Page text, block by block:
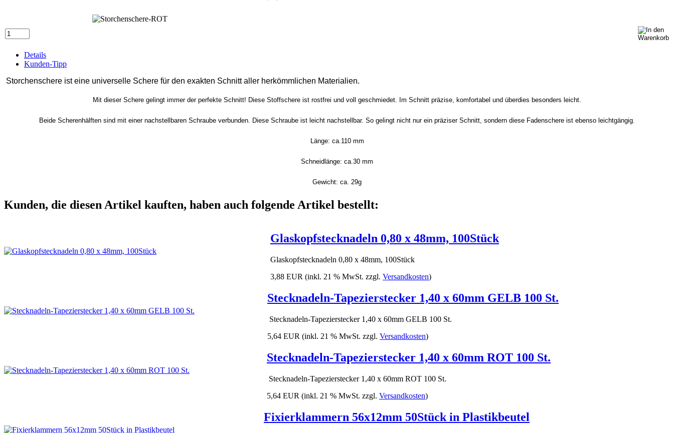
Details
Kunden-Tipp
Storchenschere ist eine universelle Schere für den exakten Schnitt aller herkömmlichen Materialien.
Mit dieser Schere gelingt immer der perfekte Schnitt! Diese Stoffschere ist rostfrei und voll geschmiedet. Im Schnitt präzise, komfortabel und überdies besonders leicht.
Beide Scherenhälften sind mit einer nachstellbaren Schraube verbunden. Diese Schraube ist leicht nachstellbar. So gelingt nicht nur ein präziser Schnitt, sondern diese Fadenschere ist ebenso leichtgängig.
Länge: ca.110 mm
Schneidlänge: ca.30 mm
Gewicht: ca. 29g
Kunden, die diesen Artikel kauften, haben auch folgende Artikel bestellt:
Glaskopfstecknadeln 0,80 x 48mm, 100Stück
Glaskopfstecknadeln 0,80 x 48mm, 100Stück
3,88 EUR (inkl. 21 % MwSt. zzgl. Versandkosten)
Stecknadeln-Tapezierstecker 1,40 x 60mm GELB 100 St.
Stecknadeln-Tapezierstecker 1,40 x 60mm GELB 100 St.
5,64 EUR (inkl. 21 % MwSt. zzgl. Versandkosten)
Stecknadeln-Tapezierstecker 1,40 x 60mm ROT 100 St.
Stecknadeln-Tapezierstecker 1,40 x 60mm ROT 100 St.
5,64 EUR (inkl. 21 % MwSt. zzgl. Versandkosten)
Fixierklammern 56x12mm 50Stück in Plastikbeutel